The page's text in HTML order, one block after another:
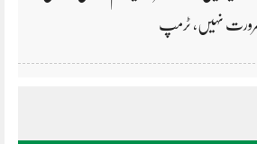
ضرورت نہیں، ٹرمپ